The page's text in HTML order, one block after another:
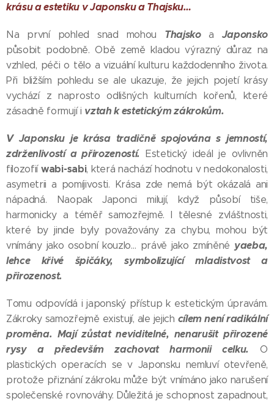
krásu a estetiku v Japonsku a Thajsku…
Na první pohled snad mohou Thajsko a Japonsko
působit podobně. Obě země kladou výrazný důraz na
vzhled, péči o tělo a vizuální kulturu každodenního života.
Při bližším pohledu se ale ukazuje, že jejich pojetí krásy
vychází z naprosto odlišných kulturních kořenů, které
zásadně formují i vztah k estetickým zákrokům.
V Japonsku je krása tradičně spojována s jemností,
zdrženlivostí a přirozeností. Estetický ideál je ovlivněn
filozofiíwabi-sabi, která nachází hodnotu v nedokonalosti,
asymetrii a pomíjivosti. Krása zde nemá být okázalá ani
nápadná. Naopak Japonci milují, když působí tiše,
harmonicky a téměř samozřejmě. I tělesné zvláštnosti,
které by jinde byly považovány za chybu, mohou být
vnímány jako osobní kouzlo… právě jako zmíněné yaeba,
lehce křivé špičáky, symbolizující mladistvost a
přirozenost.
Tomu odpovídá i japonský přístup k estetickým úpravám.
Zákroky samozřejmě existují, ale jejich cílem není radikální
proměna. Mají zůstat neviditelné, nenarušit přirozené
rysy a především zachovat harmonii celku.
O
plastických operacích se v Japonsku nemluví otevřeně,
protože přiznání zákroku může být vnímáno jako narušení
společenské rovnováhy. Důležitá je schopnost zapadnout,